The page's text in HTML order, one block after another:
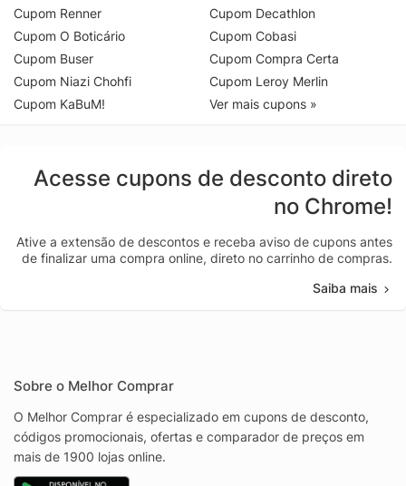
Cupom Renner
Cupom O Boticário
Cupom Buser
Cupom Niazi Chohfi
Cupom KaBuM!
Cupom Decathlon
Cupom Cobasi
Cupom Compra Certa
Cupom Leroy Merlin
Ver mais cupons »
Acesse cupons de desconto direto
no Chrome!
Ative a extensão de descontos e receba aviso de cupons antes
de finalizar uma compra online, direto no carrinho de compras.
Saiba mais
Sobre o Melhor Comprar
O Melhor Comprar é especializado em cupons de desconto,
códigos promocionais, ofertas e comparador de preços em
mais de 1900 lojas online.